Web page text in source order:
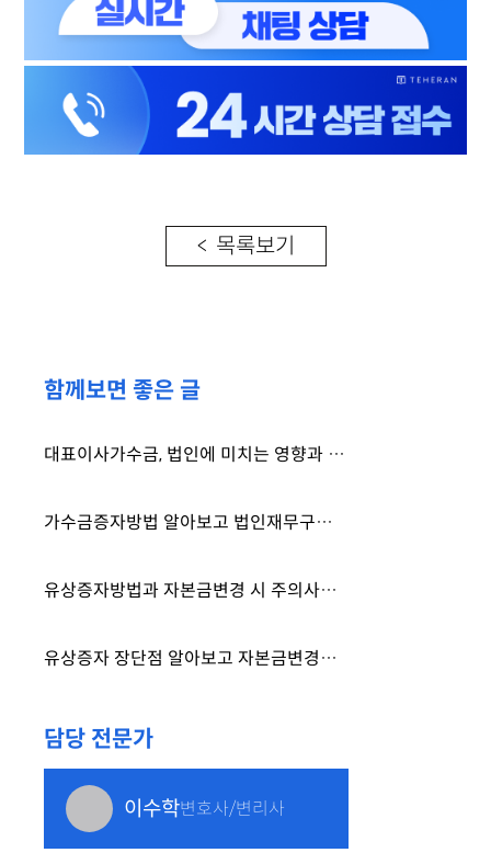
< 목록보기
함께보면 좋은 글
대표이사가수금, 법인에 미치는 영향과 가수금 증자 방법을 알아보고
가수금증자방법 알아보고 법인재무구조 개선을 위한 선택을
유상증자방법과 자본금변경 시 주의사항 총정리
유상증자 장단점 알아보고 자본금변경등기 절차 진행하세요.
담당 전문가
이수학변호사/변리사